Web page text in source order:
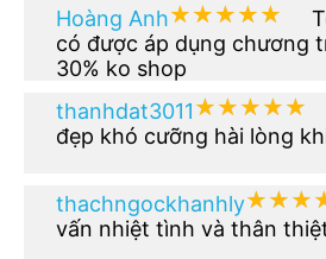
Hoàng Anh★★★★★
★★★★★
có được áp dụng chương
30% ko shop
thanhdat3011★★★★★
★★★★★
đẹp khó cưỡng hài lòng
thachngockhanhly
vấn nhiệt tình và thân